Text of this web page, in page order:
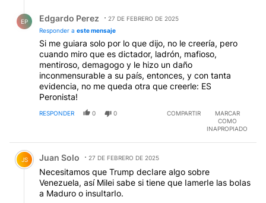
EP Edgardo Perez
27 DE FEBRERO DE 2025
Responder a este mensaje
Si me guiara solo por lo que dijo, no le creería, pero
cuando miro que es dictador, ladrón, mafioso,
mentiroso, demagogo y le hizo un daño
inconmensurable a su país, entonces, y con tanta
evidencia, no me queda otra que creerle: ES
Peronista!
RESPONDER 0 0 COMPARTIR
MARCAR
COMO
INAPROPIADO
Comentario de Juan Solo.
JS Juan Solo 27 DE FEBRERO DE 2025
Necesitamos que Trump decIare algo sobre
Venezuela, así Milei sabe si tiene que IamerIe las boIas
a Maduro o insuItarIo.